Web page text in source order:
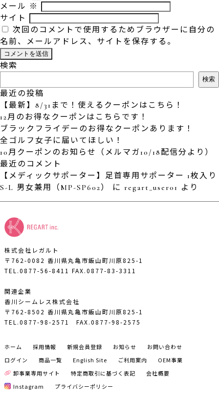
メール ※
サイト
次回のコメントで使用するためブラウザーに自分の
名前、メールアドレス、サイトを保存する。
検索
検索
最近の投稿
【最新】8/31まで！使えるクーポンはこちら！
12月のお得なクーポンはこちらです！
ブラックフライデーのお得なクーポンあります！
全ゴルフ女子に届いてほしい！
10月クーポンのお知らせ（メルマガ10/18配信分より）
最近のコメント
【メディックサポーター】足首専用サポーター 1枚入り
S-L 男女兼用（MP-SP602）
に regart_user01 より
株式会社レガルト
〒762-0082 香川県丸亀市飯山町川原825-1
TEL.0877-56-8411 FAX.0877-83-3311
関連企業
香川シームレス株式会社
〒762-8502 香川県丸亀市飯山町川原825-1
TEL.0877-98-2571
FAX.0877-98-2575
ホーム 採用情報 新規会員登録 お知らせ
お問い合わせ
ログイン
商品一覧 English Site ご利用案内
OEM事業
卸事業専用サイト
特定商取引に基づく表記
会社概要
Instagram
プライバシーポリシー